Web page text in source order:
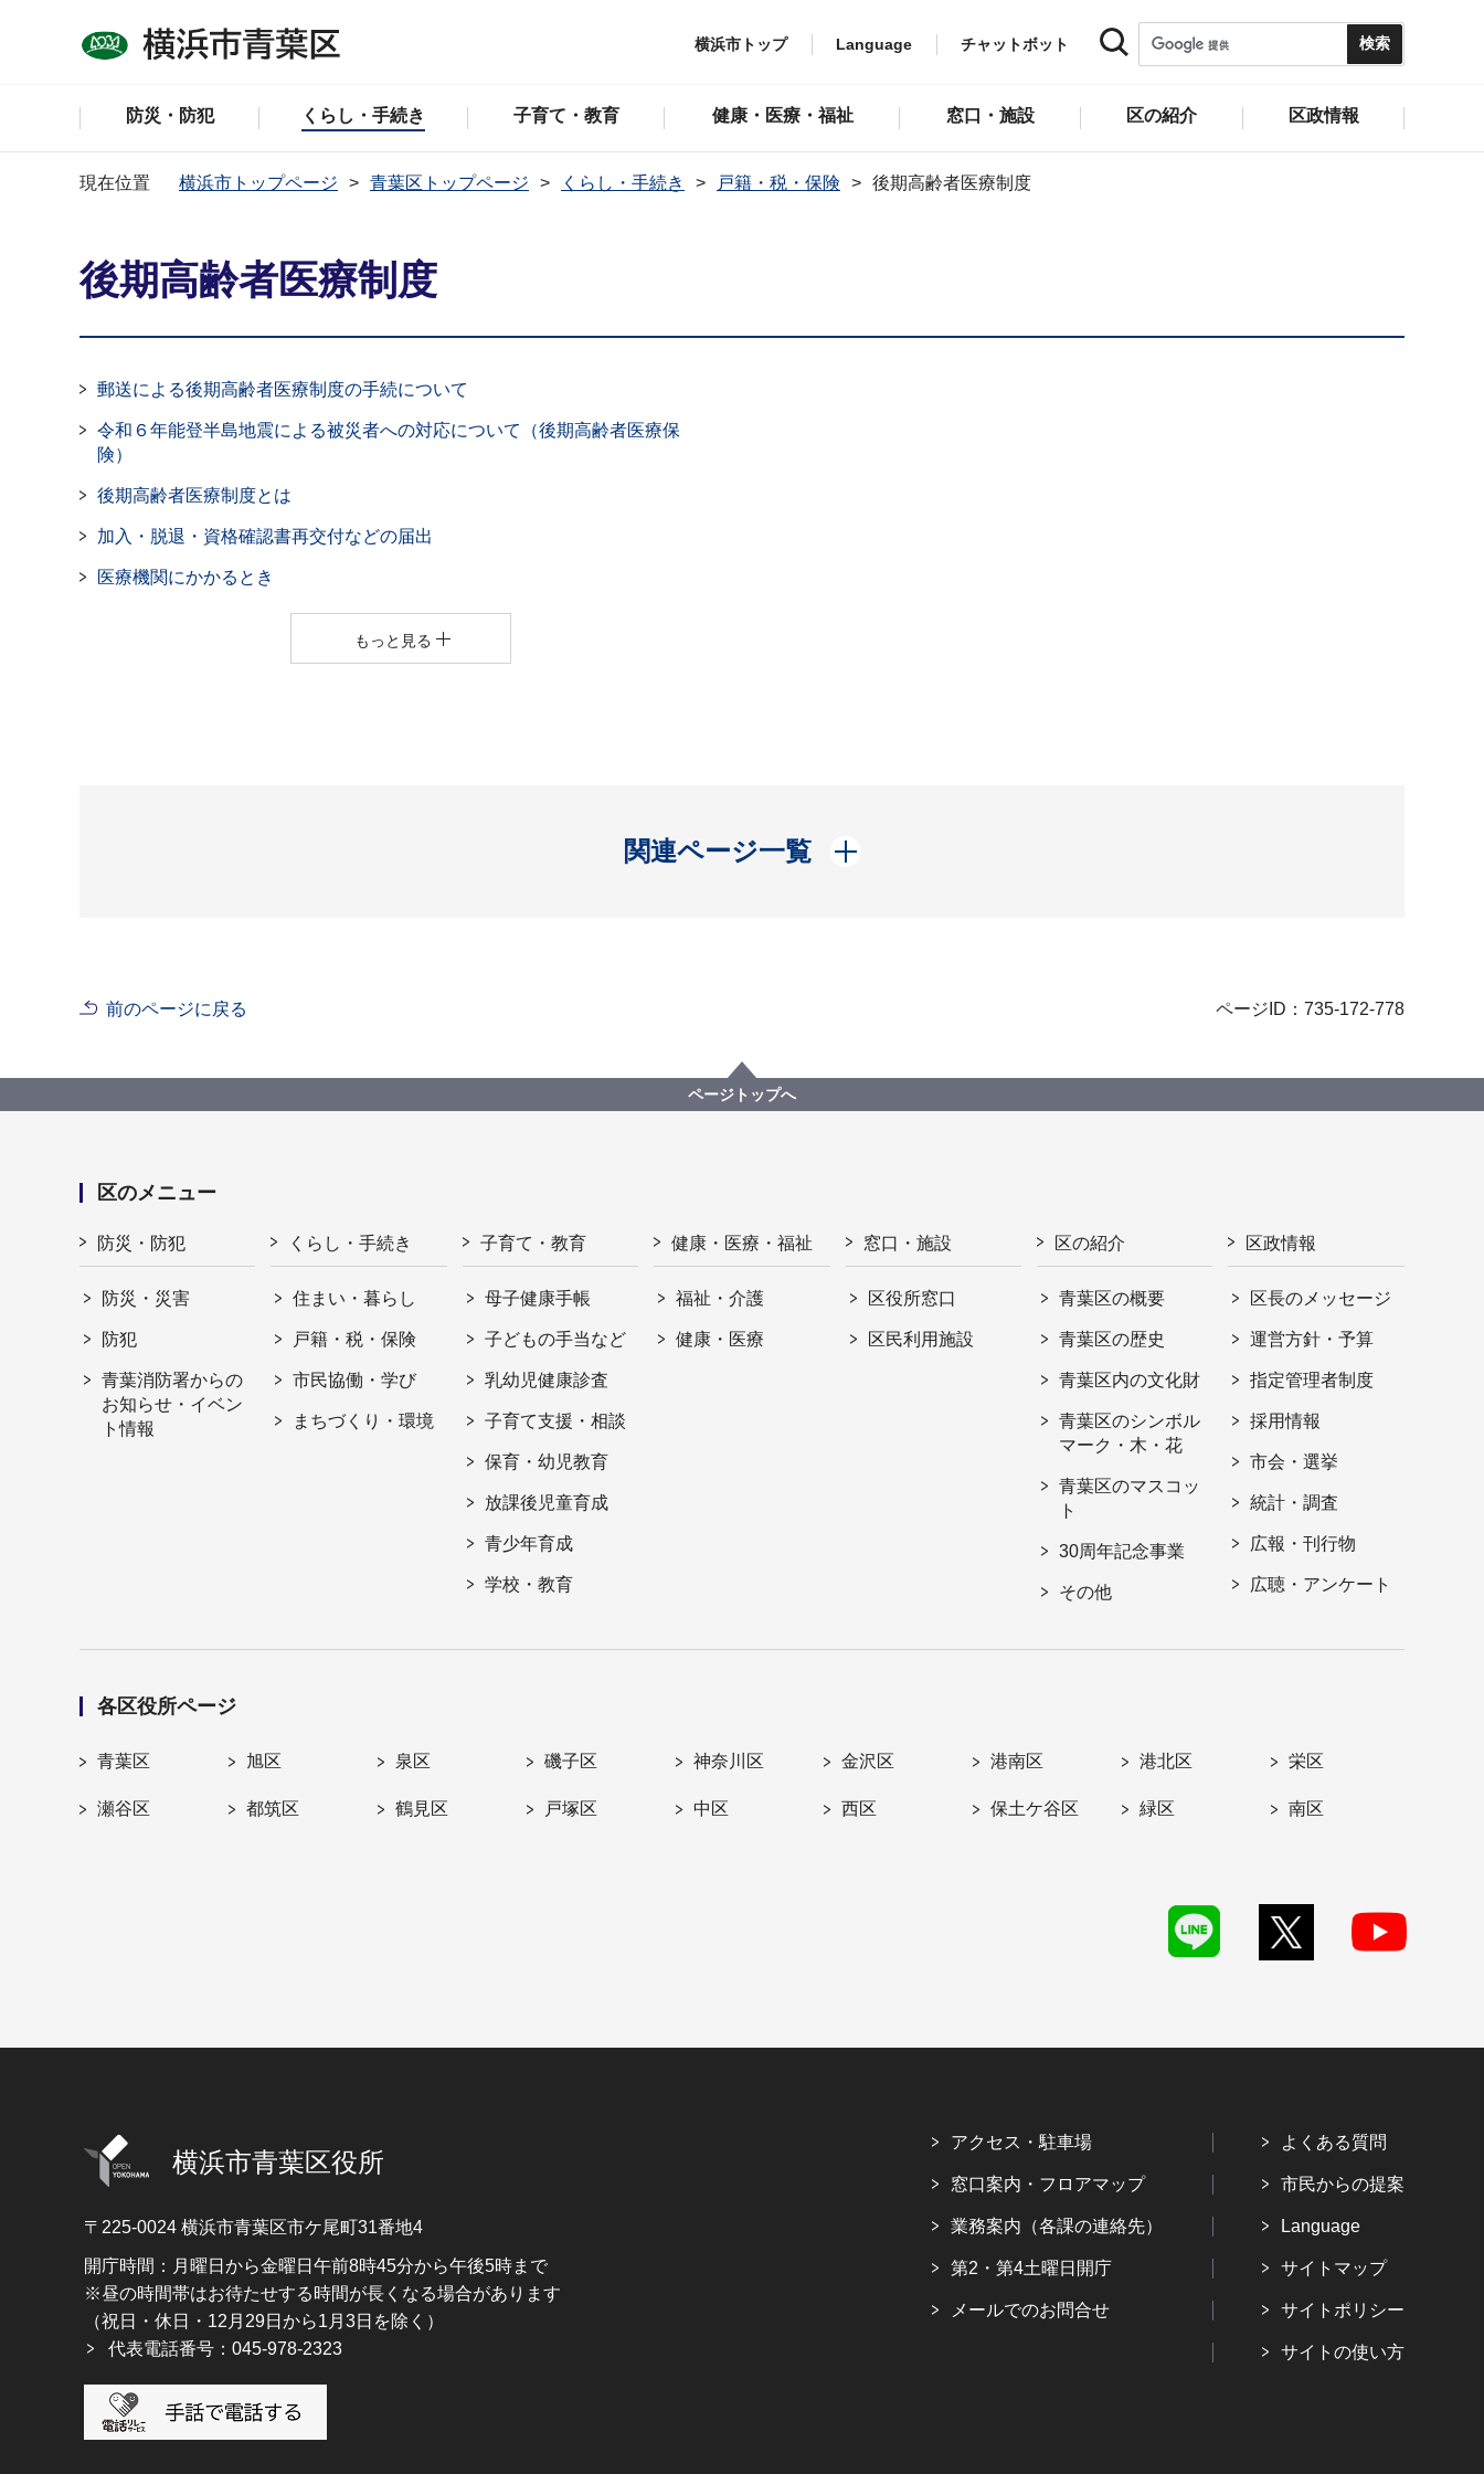
横浜市トップ Language チャットボット
防災・防犯 くらし・手続き 子育て・教育 健康・医療・福祉 窓口・施設 区の紹介 区政情報
現在位置 横浜市トップページ 青葉区トップページ くらし・手続き 戸籍・税・保険 後期高齢者医療制度
後期高齢者医療制度
郵送による後期高齢者医療制度の手続について
令和６年能登半島地震による被災者への対応について（後期高齢者医療保
険）
後期高齢者医療制度とは
加入・脱退・資格確認書再交付などの届出
医療機関にかかるとき
もっと見る
関連ページ一覧
開く
前のページに戻る ページID：735-172-778
ページトップへ
区のメニュー
防災・防犯
防災・災害
防犯
青葉消防署からの
お知らせ・イベン
ト情報
くらし・手続き
住まい・暮らし
戸籍・税・保険
市民協働・学び
まちづくり・環境
子育て・教育
母子健康手帳
子どもの手当など
乳幼児健康診査
子育て支援・相談
保育・幼児教育
放課後児童育成
青少年育成
学校・教育
健康・医療・福祉
福祉・介護
健康・医療
窓口・施設
区役所窓口
区民利用施設
区の紹介
青葉区の概要
青葉区の歴史
青葉区内の文化財
青葉区のシンボル
マーク・木・花
青葉区のマスコッ
ト
30周年記念事業
その他
区政情報
区長のメッセージ
運営方針・予算
指定管理者制度
採用情報
市会・選挙
統計・調査
広報・刊行物
広聴・アンケート
各区役所ページ
青葉区 旭区 泉区 磯子区 神奈川区 金沢区 港南区 港北区 栄区
瀬谷区 都筑区 鶴見区 戸塚区 中区 西区 保土ケ谷区 緑区 南区
横浜市青葉区役所
〒225-0024 横浜市青葉区市ケ尾町31番地4
開庁時間：月曜日から金曜日午前8時45分から午後5時まで
※昼の時間帯はお待たせする時間が長くなる場合があります
（祝日・休日・12月29日から1月3日を除く）
代表電話番号：045-978-2323
アクセス・駐車場
窓口案内・フロアマップ
業務案内（各課の連絡先）
第2・第4土曜日開庁
メールでのお問合せ
よくある質問
市民からの提案
Language
サイトマップ
サイトポリシー
サイトの使い方